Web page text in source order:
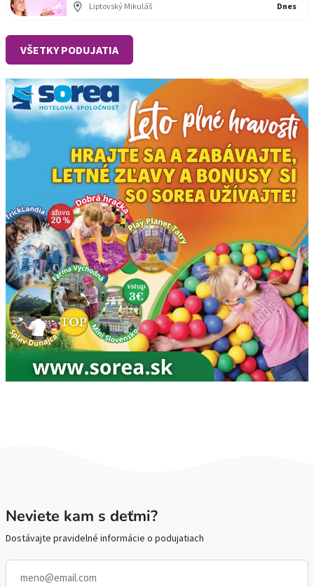
Liptovský Mikuláš Dnes
VŠETKY PODUJATIA
Neviete kam s deťmi?
Dostávajte pravidelné informácie o podujatiach